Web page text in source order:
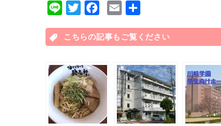
n
i
t
e
r
c
b
o
o
a
l
こちらの記事もご覧ください